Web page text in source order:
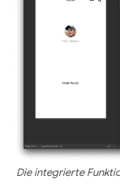
Die integrierte